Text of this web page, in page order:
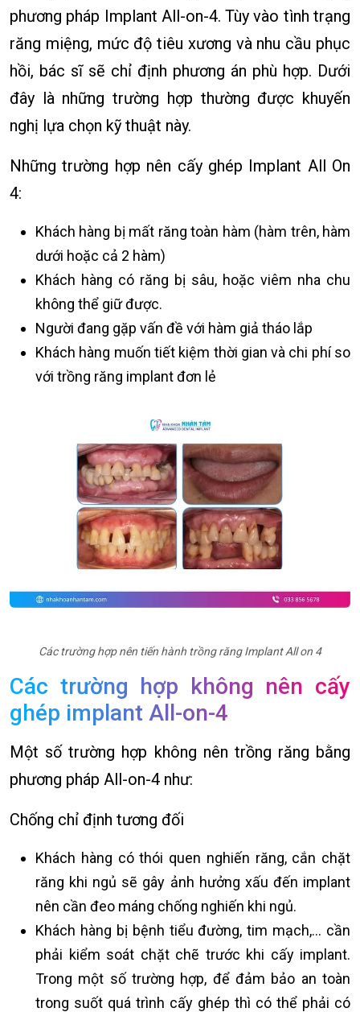
phương pháp Implant All-on-4. Tùy vào tình trạng
răng miệng, mức độ tiêu xương và nhu cầu phục
hồi, bác sĩ sẽ chỉ định phương án phù hợp. Dưới
đây là những trường hợp thường được khuyến
nghị lựa chọn kỹ thuật này.
Những trường hợp nên cấy ghép Implant All On
4:
Khách hàng bị mất răng toàn hàm (hàm trên, hàm
dưới hoặc cả 2 hàm)
Khách hàng có răng bị sâu, hoặc viêm nha chu
không thể giữ được.
Người đang gặp vấn đề với hàm giả tháo lắp
Khách hàng muốn tiết kiệm thời gian và chi phí so
với trồng răng implant đơn lẻ
Các trường hợp nên tiến hành trồng răng Implant All on 4
Các trường hợp không nên cấy
ghép implant All-on-4
Một số trường hợp không nên trồng răng bằng
phương pháp All-on-4 như:
Chống chỉ định tương đối
Khách hàng có thói quen nghiến răng, cắn chặt
răng khi ngủ sẽ gây ảnh hưởng xấu đến implant
nên cần đeo máng chống nghiến khi ngủ.
Khách hàng bị bệnh tiểu đường, tim mạch,… cần
phải kiểm soát chặt chẽ trước khi cấy implant.
Trong một số trường hợp, để đảm bảo an toàn
trong suốt quá trình cấy ghép thì có thể phải có